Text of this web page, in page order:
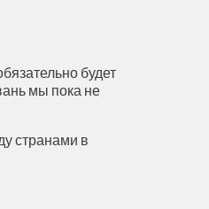
будет
мы пока не
странами в